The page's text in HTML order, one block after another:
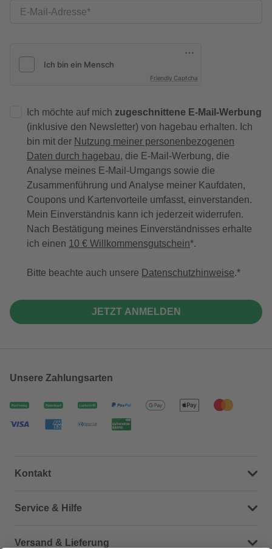
E-Mail-Adresse
Friendly Captcha
Ich möchte auf mich zugeschnittene E-Mail-Werbung
(inklusive den Newsletter) von hagebau erhalten. Ich
bin mit der Nutzung meiner personenbezogenen
Daten durch hagebau, die E-Mail-Werbung, die
Analyse meines E-Mail-Umgangs sowie die
Zusammenführung und Analyse meiner Kaufdaten,
Coupons und Kartenvorteile umfasst, einverstanden.
Mein Einverständnis kann ich jederzeit widerrufen.
Nach Bestätigung meines Einverständnisses erhalte
ich einen 10 € Willkommensgutschein*.
Bitte beachte auch unsere Datenschutzhinweise.
JETZT ANMELDEN
Unsere Zahlungsarten
Kontakt
Dein Kontakt zu uns
Service & Hilfe
Häufige Fragen (FAQ)
Versand & Lieferung